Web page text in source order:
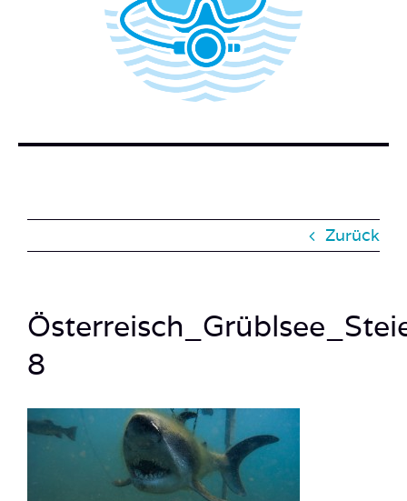
WER STECKT HINTER DEM TAUCHERBLOG?
BUCH BESTELLEN
Zurück
8